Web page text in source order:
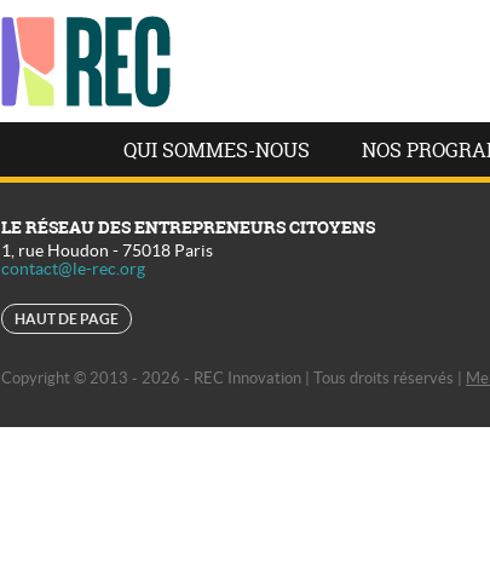
QUI SOMMES-NOUS NOS
LE RÉSEAU DES ENTREPRENEURS CITOYENS
1, rue Houdon -75018 Paris
contact@le-rec.org
HAUT DE PAGE
Copyright © 2013 - 2026 - REC Innovation | Tous droits réservés |